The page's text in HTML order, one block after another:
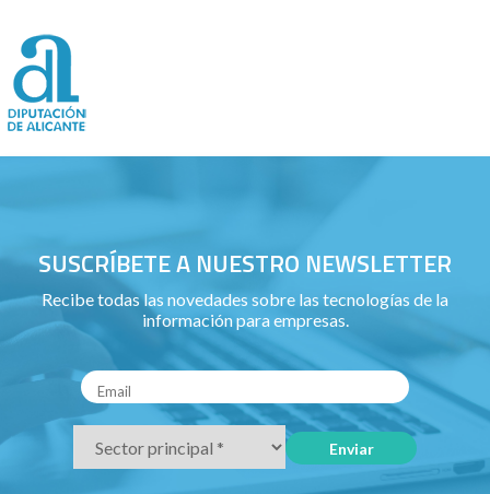
SUSCRÍBETE A NUESTRO NEWSLETTER
Recibe todas las novedades sobre las tecnologías de la
información para empresas.